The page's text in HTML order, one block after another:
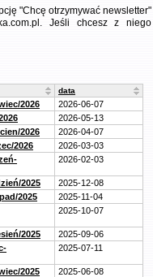
"Chcę otrzymywać newsletter"
Jeśli chcesz z niego
data
2026
2026-06-07
2026-05-13
2026
2026-04-07
2026
2026-03-03
2026-02-03
2025
2025-12-08
2025
2025-11-04
2025-10-07
2025
2025-09-06
2025-07-11
2025
2025-06-08